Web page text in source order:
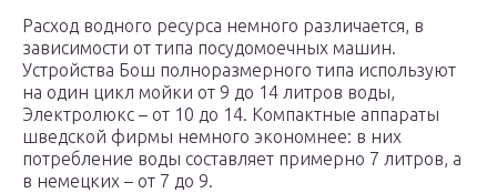
Расход водного ресурса немного различается, в
зависимости от типа посудомоечных машин.
Устройства Бош полноразмерного типа используют
на один цикл мойки от 9 до 14 литров воды,
Электролюкс – от 10 до 14. Компактные аппараты
шведской фирмы немного экономнее: в них
потребление воды составляет примерно 7 литров, а
в немецких – от 7 до 9.